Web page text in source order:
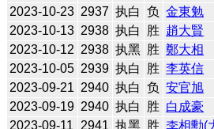
2023-10-23 2937 执白 负 金東勉
2023-10-13 2938 执白 胜 趙大賢
2023-10-12 2938 执黑 胜 鄭大相
2023-10-05 2939 执白 胜 李英信
2023-09-21 2940 执白 负 安官旭
2023-09-19 2940 执白 胜 白成豪
2023-09-11
2941 执黑 胜 李相勳(